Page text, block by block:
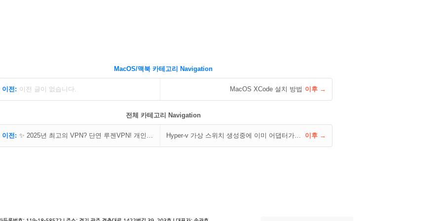
MacOS/맥북 카테고리 Navigation
전: 이전 글이 없습니다. MacOS XCode 설치 방법 이후 →
전체 카테고리 Navigation
전: Hyper-v 가상 스위치 생성중에 이미 어댑터가 바인딩 되어 있다고 나올때 이후 →